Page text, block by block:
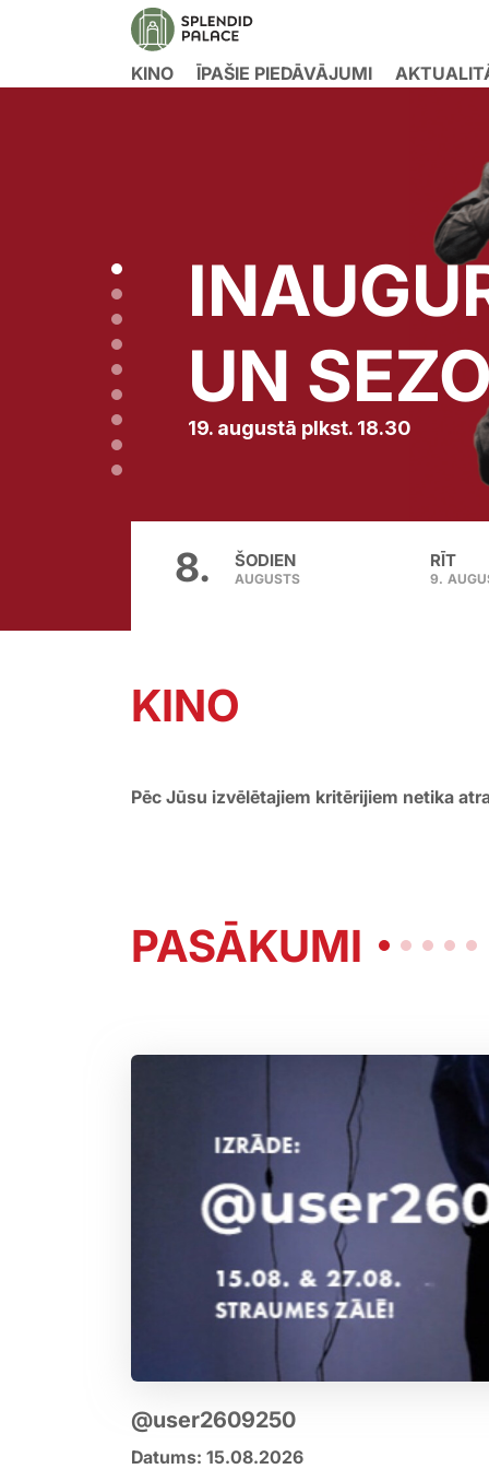
KINO ĪPAŠIE PIEDĀVĀJUMI
Filma "Un Dievs radīja
ŠODIEN
8. AUGUSTS
RĪT
9.
KINO
Pēc Jūsu izvēlētajiem kritērijiem netika
PASĀKUMI
@user2609250
Datums: 15.08.2026